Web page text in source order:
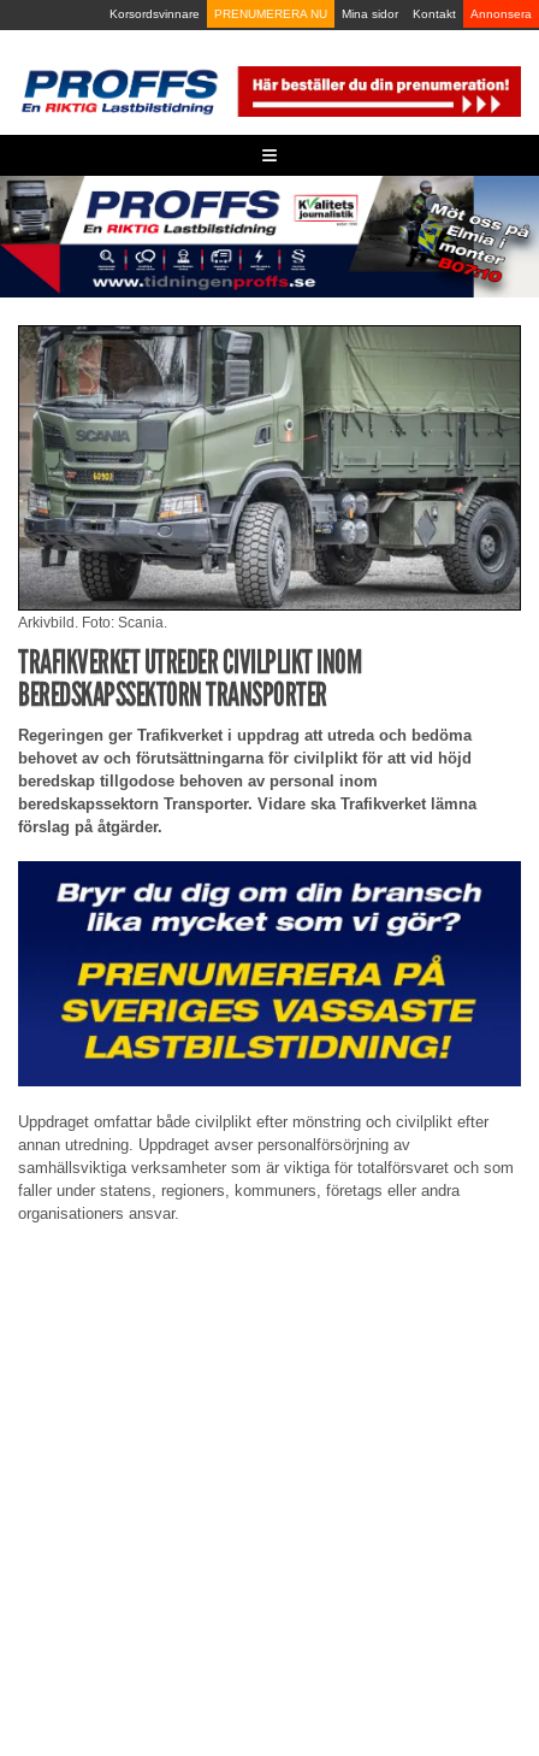
to
Korsordsvinnare PRENUMERERA NU Mina sidor Kontakt Annonsera
≡
Arkivbild. Foto: Scania.
TRAFIKVERKET UTREDER CIVILPLIKT INOM
BEREDSKAPSSEKTORN TRANSPORTER
Regeringen ger Trafikverket i uppdrag att utreda och bedöma
behovet av och förutsättningarna för civilplikt för att vid höjd
beredskap tillgodose behoven av personal inom
beredskapssektorn Transporter. Vidare ska Trafikverket lämna
förslag på åtgärder.
Uppdraget omfattar både civilplikt efter mönstring och civilplikt efter
annan utredning. Uppdraget avser personalförsörjning av
samhällsviktiga verksamheter som är viktiga för totalförsvaret och som
faller under statens, regioners, kommuners, företags eller andra
organisationers ansvar.